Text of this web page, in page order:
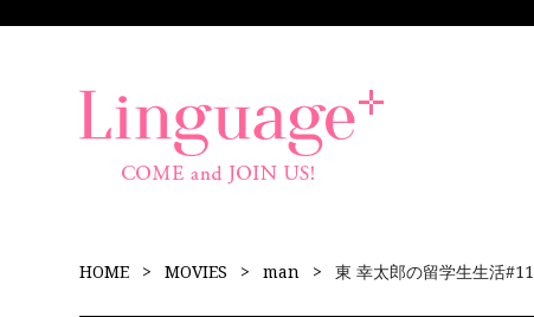
HOME MOVIES man 東 幸太郎の留学生生活#11